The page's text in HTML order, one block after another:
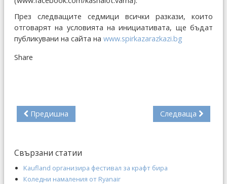
През следващите седмици всички разкази, които
отговарят на условията на инициативата, ще бъдат
публикувани на сайта на www.spirkazarazkazi.bg
Share
Предишна Следваща
Свързани статии
Kaufland организира фестивал за крафт бира
Коледни намаления от Ryanair